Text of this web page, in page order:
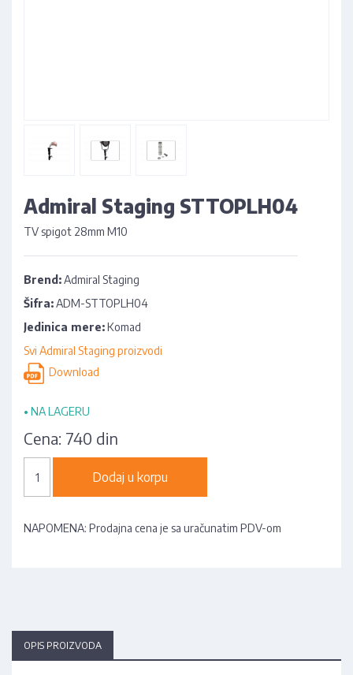
Admiral Staging STTOPLH04
TV spigot 28mm M10
Brend:Admiral Staging
Šifra:ADM-STTOPLH04
Jedinica mere:Komad
Svi Admiral Staging proizvodi
Download
• NA LAGERU
Cena: 740 din
Dodaj u korpu
NAPOMENA: Prodajna cena je sa uračunatim PDV-om
OPIS PROIZVODA